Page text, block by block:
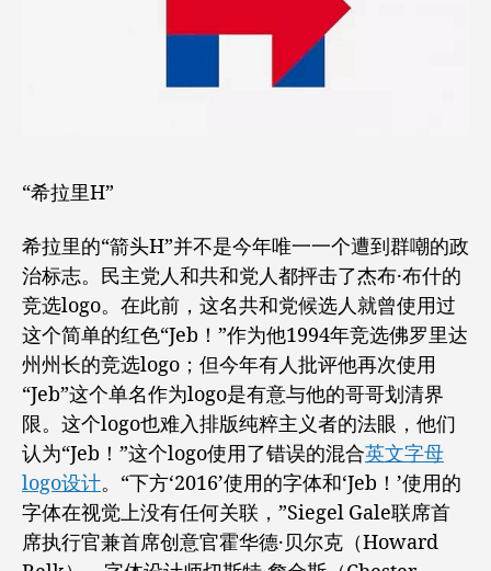
“希拉里H”
希拉里的“箭头H”并不是今年唯一一个遭到群嘲的政
治标志。民主党人和共和党人都抨击了杰布·布什的
竞选logo。在此前，这名共和党候选人就曾使用过
这个简单的红色“Jeb！”作为他1994年竞选佛罗里达
州州长的竞选logo；但今年有人批评他再次使用
“Jeb”这个单名作为logo是有意与他的哥哥划清界
限。这个logo也难入排版纯粹主义者的法眼，他们
认为“Jeb！”这个logo使用了错误的混合英文字母
logo设计。“下方‘2016’使用的字体和‘Jeb！’使用的
字体在视觉上没有任何关联，”Siegel Gale联席首
席执行官兼首席创意官霍华德·贝尔克（Howard